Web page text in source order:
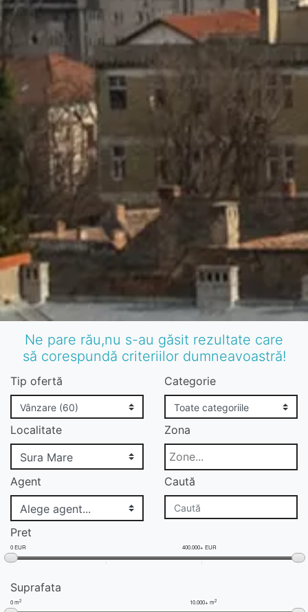
Ne pare rău,nu s-au găsit rezultate care
să corespundă criteriilor dumneavoastră!
Tip ofertă Categorie
Localitate Zona
Agent Caută
Pret
0 EUR 400.000+ EUR
Suprafata
0 m2 10.000+ m2